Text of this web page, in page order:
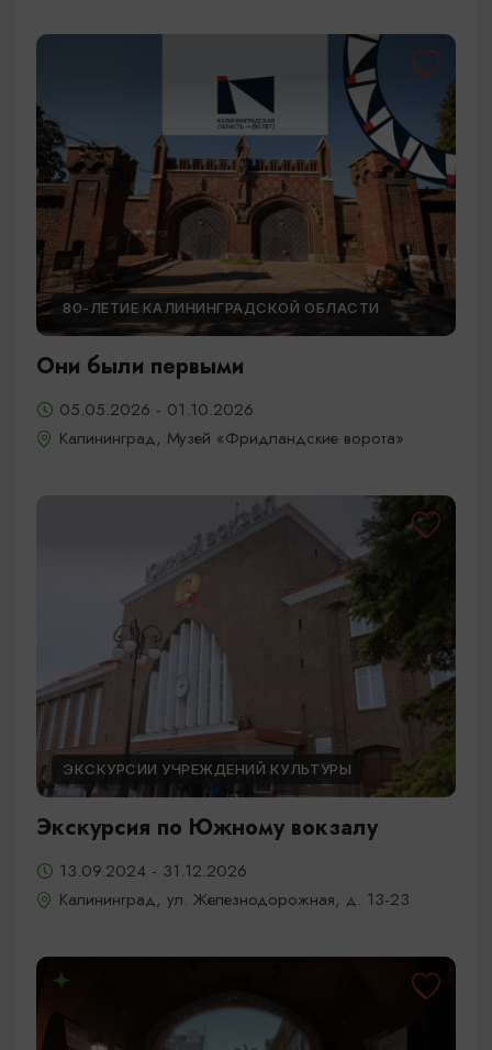
80-ЛЕТИЕ КАЛИНИНГРАДСКОЙ ОБЛАСТИ
Они были первыми
05.05.2026 - 01.10.2026
Калининград, Музей «Фридландские ворота»
ЭКСКУРСИИ УЧРЕЖДЕНИЙ КУЛЬТУРЫ
Экскурсия по Южному вокзалу
13.09.2024 - 31.12.2026
Калининград, ул. Железнодорожная, д. 13-23